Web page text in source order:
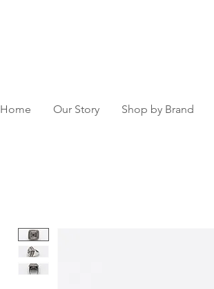
Home Our Story Shop by Brand